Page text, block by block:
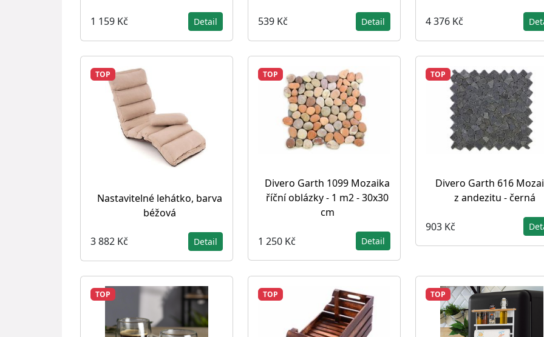
1 159 Kč Detail 539 Kč Detail 4 376 Kč
TOP
Nastavitelné lehátko, barva
béžová
3 882 Kč Detail
TOP
Divero Garth 1099 Mozaika
říční oblázky - 1 m2 - 30x30
cm
1 250 Kč Detail
TOP
Divero Garth 616
z andezitu - černá
903 Kč
TOP TOP TOP